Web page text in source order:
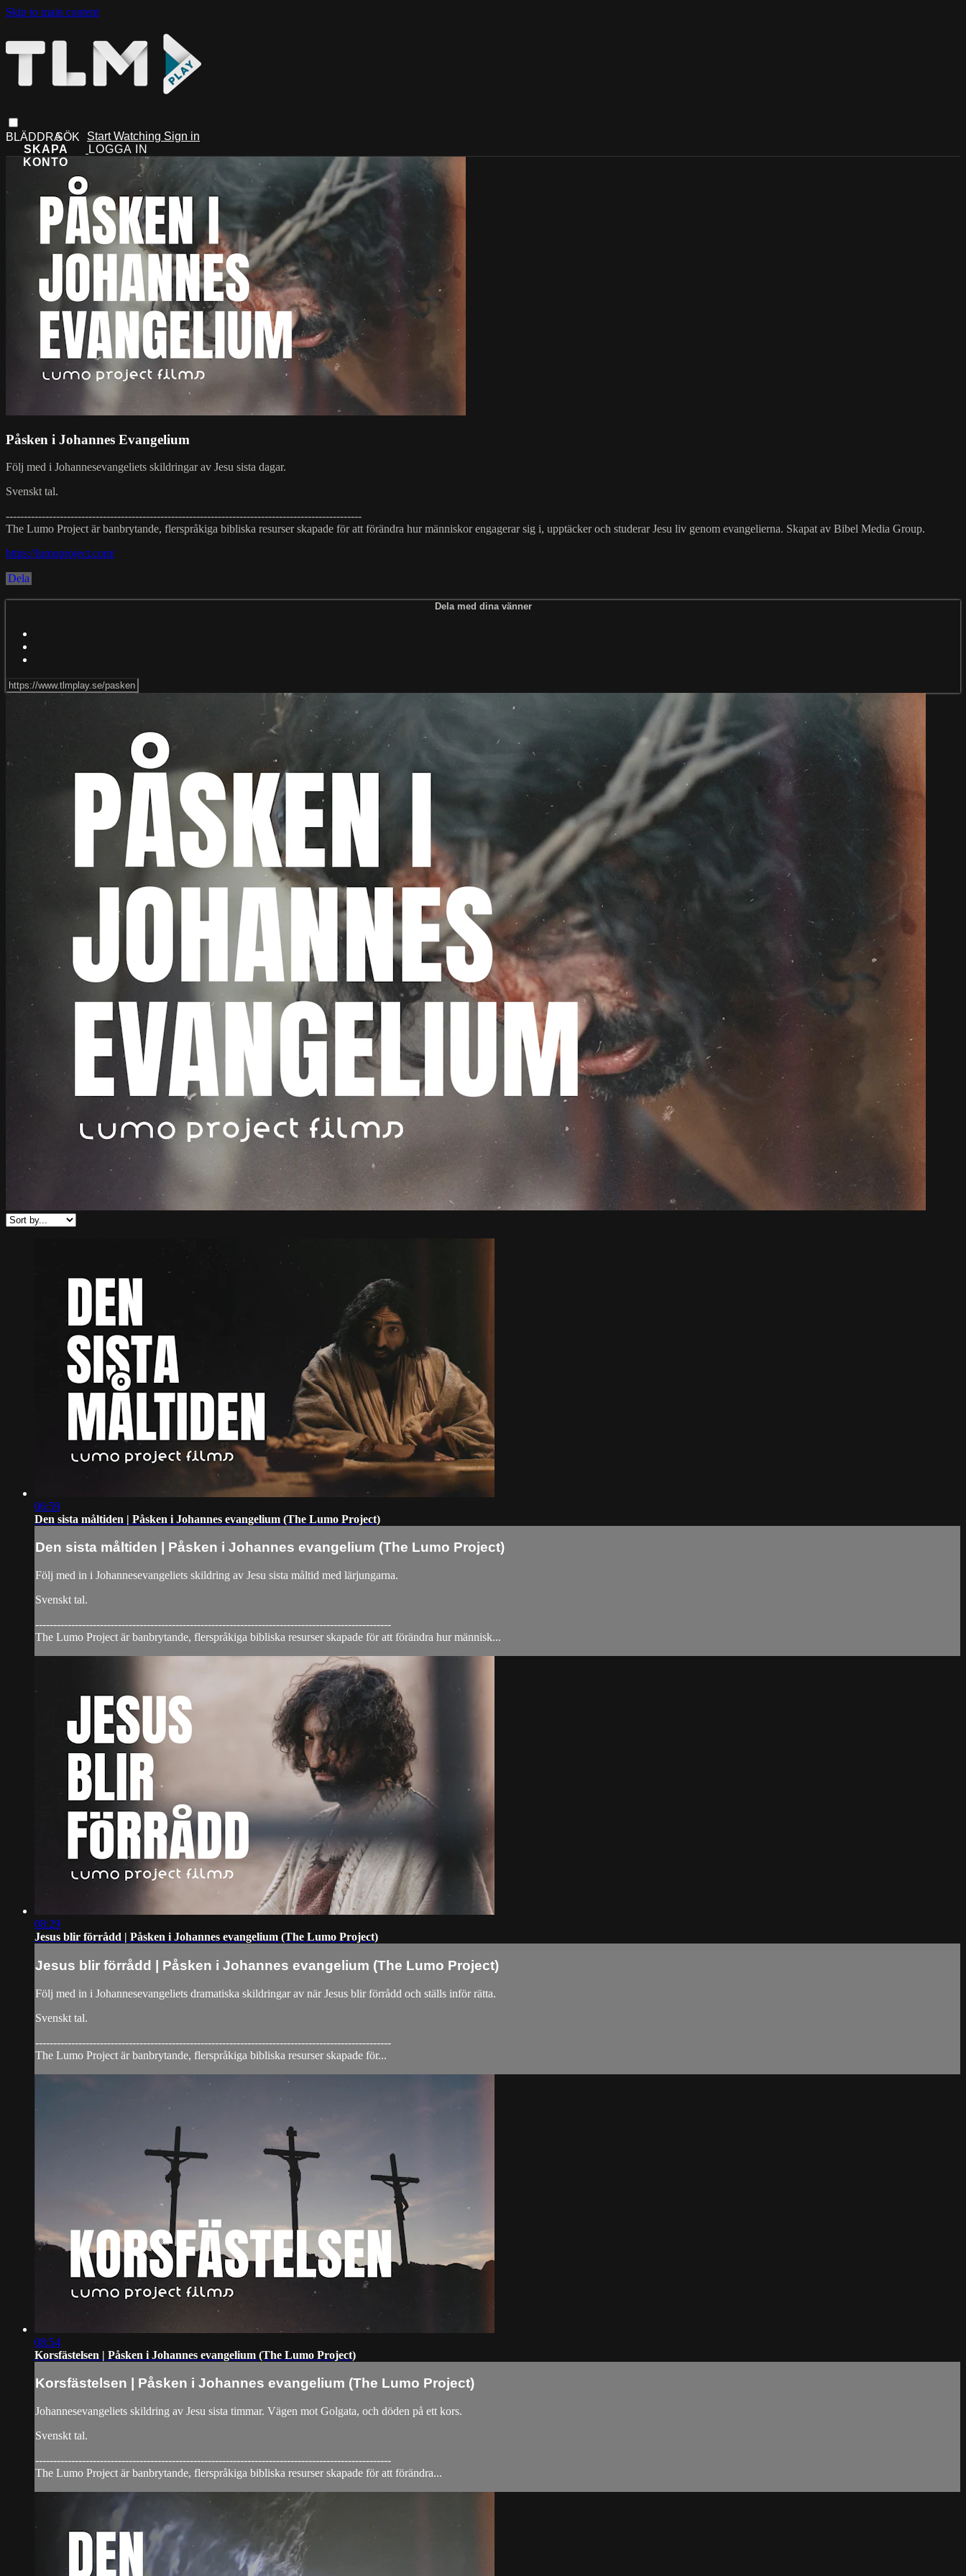
Skip to main content
Start Watching Sign in
Påsken i Johannes Evangelium
Följ med i Johannesevangeliets skildringar av Jesu sista dagar.
Svenskt tal.
---------------------------------------------------------------------------------------------------
The Lumo Project är banbrytande, flerspråkiga bibliska resurser skapade för att förändra hur människor engagerar sig i, upptäcker och studerar Jesu liv genom evangelierna. Skapat av Bibel Media Group.
https://lumoproject.com/
06:59
Den sista måltiden | Påsken i Johannes evangelium (The Lumo Project)
Den sista måltiden | Påsken i Johannes evangelium (The Lumo Project)
Följ med in i Johannesevangeliets skildring av Jesu sista måltid med lärjungarna.
Svenskt tal.
---------------------------------------------------------------------------------------------------
The Lumo Project är banbrytande, flerspråkiga bibliska resurser skapade för att förändra hur människ...
08:29
Jesus blir förrådd | Påsken i Johannes evangelium (The Lumo Project)
Jesus blir förrådd | Påsken i Johannes evangelium (The Lumo Project)
Följ med in i Johannesevangeliets dramatiska skildringar av när Jesus blir förrådd och ställs inför rätta.
Svenskt tal.
---------------------------------------------------------------------------------------------------
The Lumo Project är banbrytande, flerspråkiga bibliska resurser skapade för...
08:54
Korsfästelsen | Påsken i Johannes evangelium (The Lumo Project)
Korsfästelsen | Påsken i Johannes evangelium (The Lumo Project)
Johannesevangeliets skildring av Jesu sista timmar. Vägen mot Golgata, och döden på ett kors.
Svenskt tal.
---------------------------------------------------------------------------------------------------
The Lumo Project är banbrytande, flerspråkiga bibliska resurser skapade för att förändra...